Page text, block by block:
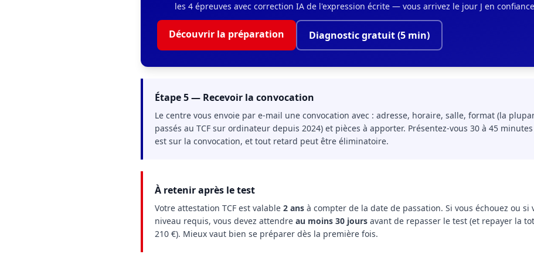
les 4 épreuves avec correction IA de l'expression écrite — vous arrivez le jour J en
Découvrir la préparation Diagnostic gratuit (5 min)
Étape 5 — Recevoir la convocation
Le centre vous envoie par e-mail une convocation avec : adresse, horaire, salle, format (la
passés au TCF sur ordinateur depuis 2024) et pièces à apporter. Présentez-vous 30 à 45
est sur la convocation, et tout retard peut être éliminatoire.
À retenir après le test
Votre attestation TCF est valable 2 ans à compter de la date de passation. Si vous échouez ou si
niveau requis, vous devez attendre au moins 30 jours avant de repasser le test (et repayer la
210 €). Mieux vaut bien se préparer dès la première fois.